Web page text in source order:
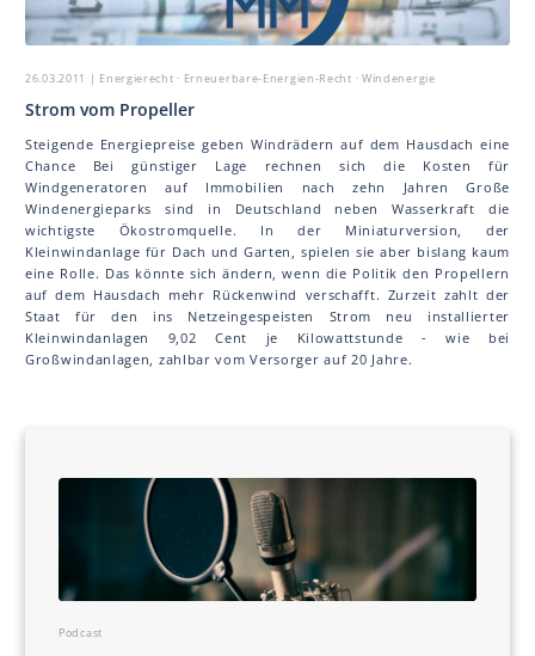
26.03.2011 | Energierecht · Erneuerbare-Energien-Recht · Windenergie
Strom vom Propeller
Steigende Energiepreise geben Windrädern auf dem Hausdach eine
Chance Bei günstiger Lage rechnen sich die Kosten für
Windgeneratoren auf Immobilien nach zehn Jahren Große
Windenergieparks sind in Deutschland neben Wasserkraft die
wichtigste Ökostromquelle. In der Miniaturversion, der
Kleinwindanlage für Dach und Garten, spielen sie aber bislang kaum
eine Rolle. Das könnte sich ändern, wenn die Politik den Propellern
auf dem Hausdach mehr Rückenwind verschafft. Zurzeit zahlt der
Staat für den ins Netzeingespeisten Strom neu installierter
Kleinwindanlagen 9,02 Cent je Kilowattstunde - wie bei
Großwindanlagen, zahlbar vom Versorger auf 20 Jahre.
Podcast